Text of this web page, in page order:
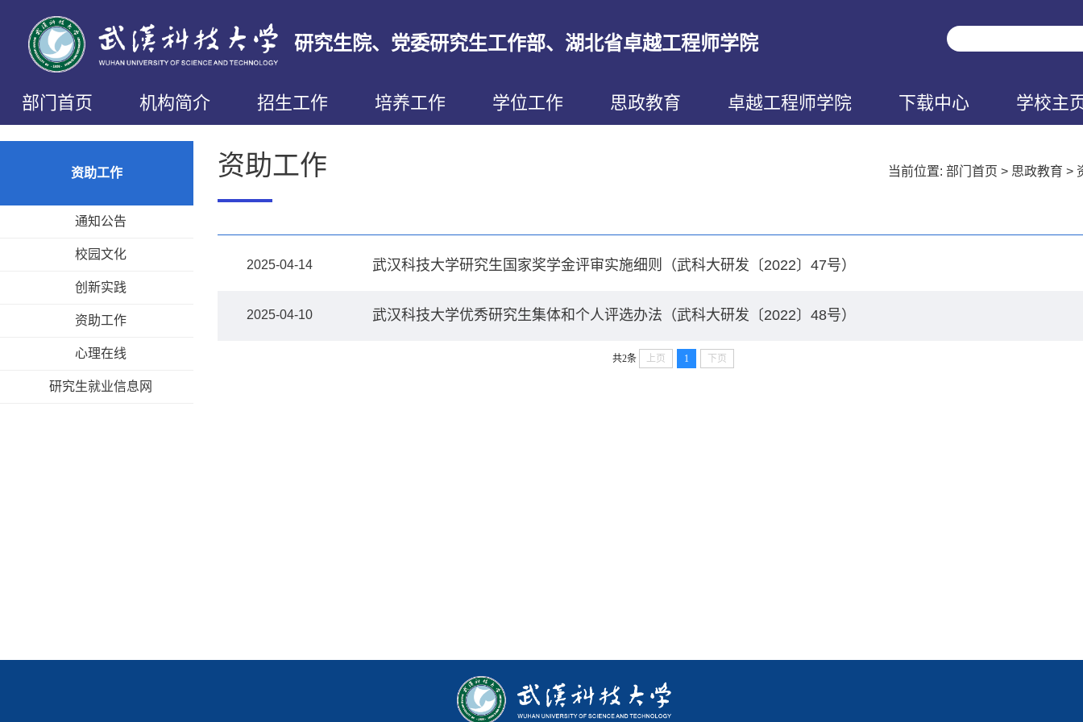
研究生院、党委研究生工作部、湖北省卓越工程师学院
部门首页 机构简介 招生工作 培养工作 学位工作 思政教育 卓越工程师学院 下载中心 学校主
资助工作
通知公告
校园文化
创新实践
资助工作
心理在线
研究生就业信息网
资助工作 当前位置: 部门首页 > 思政教育 >
2025-04-14 武汉科技大学研究生国家奖学金评审实施细则（武科大研发〔2022〕47号）
2025-04-10 武汉科技大学优秀研究生集体和个人评选办法（武科大研发〔2022〕48号）
共2条 上页 1 下页